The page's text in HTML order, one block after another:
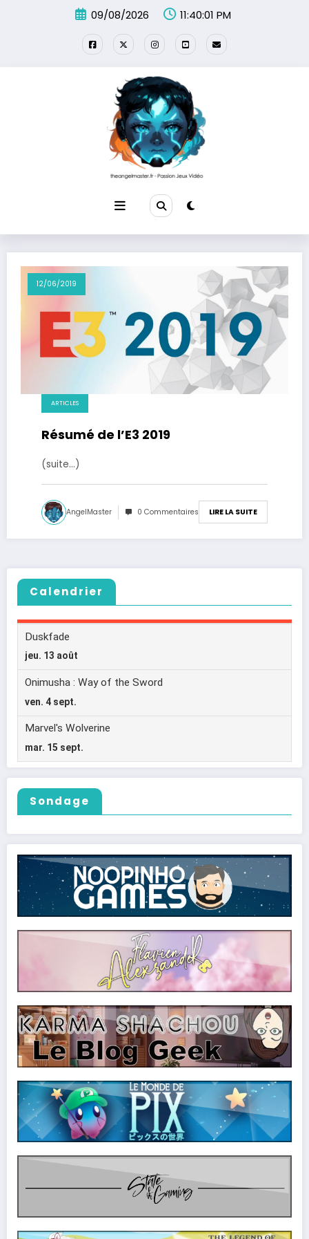
09/08/2026 11:40:01 PM
12/06/2019
ARTICLES
Résumé de l’E3 2019
(suite…)
AngelMaster 0 Commentaires LIRE LA SUITE
Calendrier
Sondage